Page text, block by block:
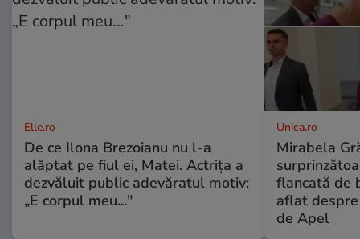
Elle.ro
De ce Ilona Brezoianu nu l-a
alăptat pe fiul ei, Matei. Actrița a
dezvăluit public adevăratul motiv:
„E corpul meu..."
Unica.ro
Mirabela
flancată de
aflat
de Apel